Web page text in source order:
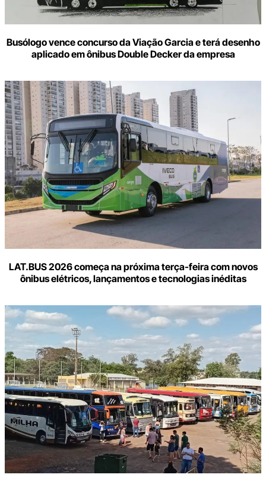
Busólogo vence concurso da Viação Garcia e terá desenho
aplicado em ônibus Double Decker da empresa
LAT.BUS 2026 começa na próxima terça-feira com novos
ônibus elétricos, lançamentos e tecnologias inéditas